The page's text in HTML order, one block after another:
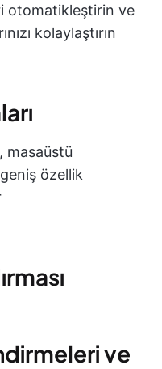
otomatikleştirin ve
kolaylaştırın
masaüstü
özellik
ve